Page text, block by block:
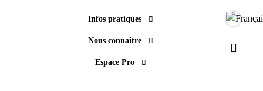
Infos pratiques
Nous connaître
Espace Pro